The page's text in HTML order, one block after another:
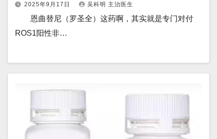
2025年9月17日 吴科明 主治医生
恩曲替尼（罗圣全）这药啊，其实就是专门对付
ROS1阳性非…